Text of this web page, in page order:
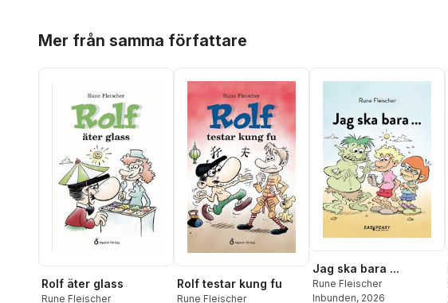
Mer från samma författare
Rolf äter glass
Rune Fleischer
Rolf testar kung fu
Rune Fleischer
Jag ska bara ...
Rune Fleischer
Inbunden, 2026